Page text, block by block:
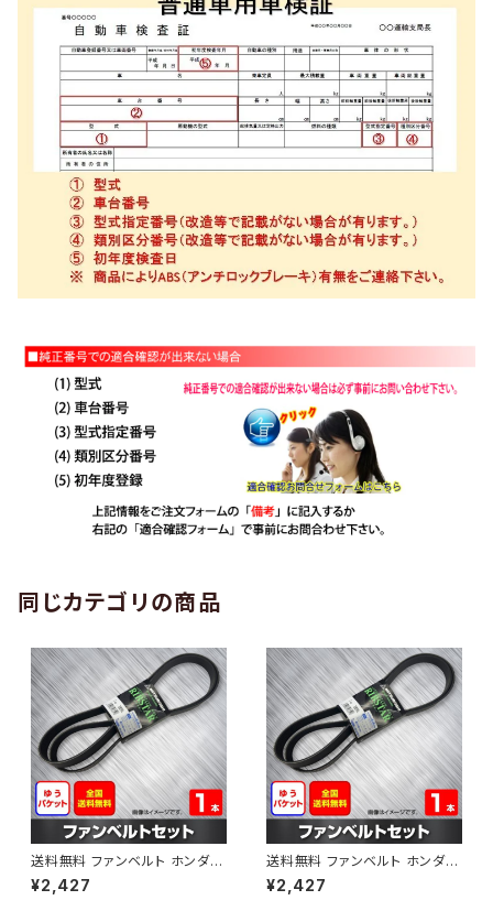
同じカテゴリの商品
送料無料 ファンベルト ホンダ
ゼスト 型式JE1 H18.03～H24.
11 （国内トップメーカー） 1本 H
¥2,427
送料無料 ファンベルト ホンダ ラ
イフ 型式JB6 H15.09～H20.1
1 （国内トップメーカー） 1本 HA
¥2,427